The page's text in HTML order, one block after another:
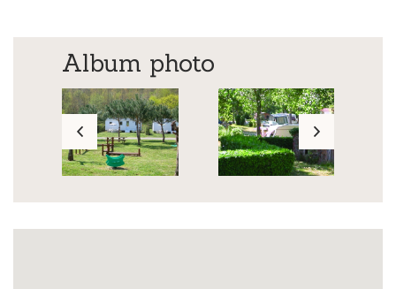
Album photo